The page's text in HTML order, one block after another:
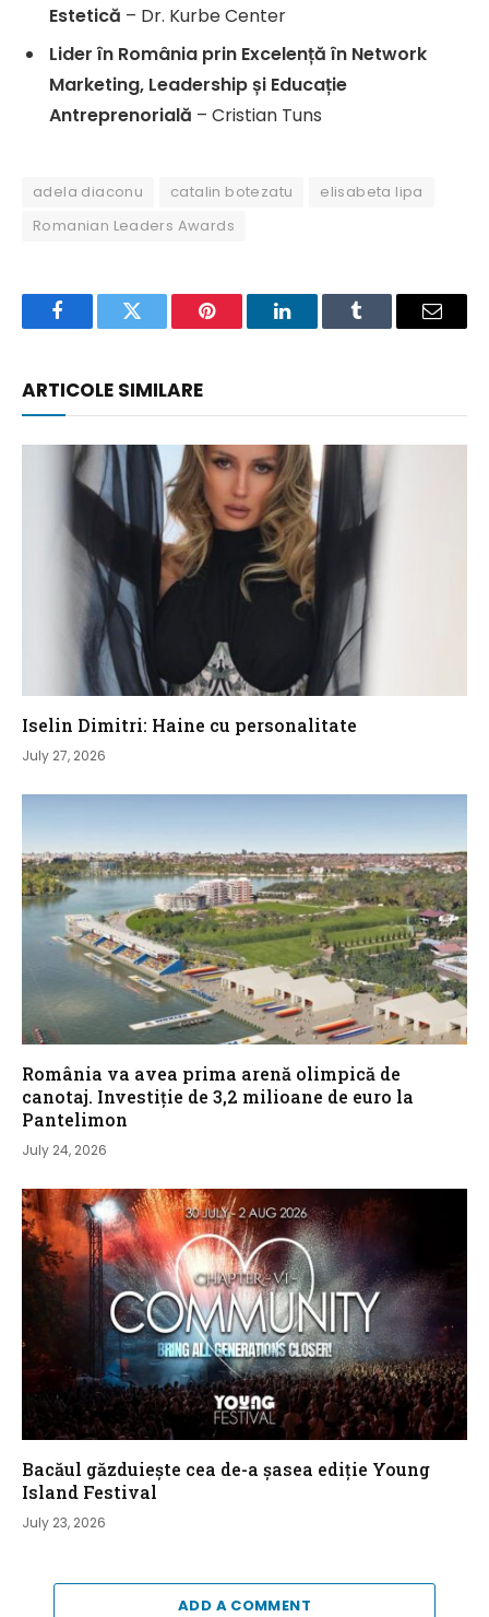
Estetică – Dr. Kurbe Center
Lider în România prin Excelență în Network
Marketing, Leadership și Educație
Antreprenorială – Cristian Tuns
adela diaconu catalin botezatu
elisabeta lipa
Romanian Leaders Awards
FacebookTwitter Pinterest LinkedInTumblr Email
ARTICOLE SIMILARE
Iselin Dimitri: Haine cu personalitate
July 27, 2026
România va avea prima arenă olimpică de
canotaj. Investiție de 3,2 milioane de euro la
Pantelimon
July 24, 2026
Bacăul găzduiește cea de-a șasea ediție Young
Island Festival
July 23, 2026
ADD A COMMENT